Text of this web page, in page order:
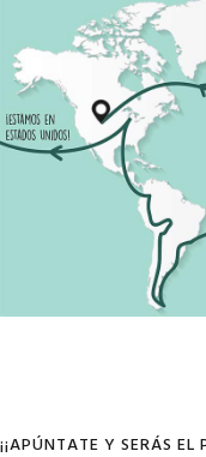
¡¡APÚNTATE Y SERÁS